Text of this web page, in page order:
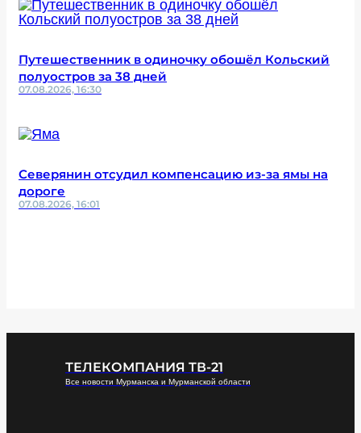
Путешественник в одиночку обошёл Кольский
полуостров за 38 дней
07.08.2026, 16:30
Северянин отсудил компенсацию из-за ямы на
дороге
07.08.2026, 16:01
ТЕЛЕКОМПАНИЯ ТВ-21
Все новости Мурманска и Мурманской области